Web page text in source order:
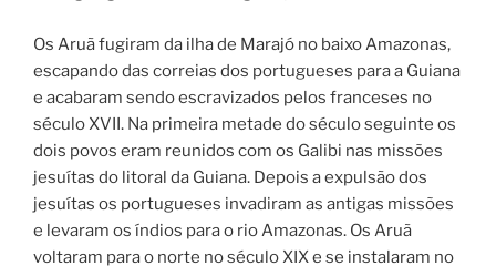
Os Aruã fugiram da ilha de Marajó no baixo Amazonas,
escapando das correias dos portugueses para a Guiana
e acabaram sendo escravizados pelos franceses no
século XVII. Na primeira metade do século seguinte os
dois povos eram reunidos com os Galibi nas missões
jesuítas do litoral da Guiana. Depois a expulsão dos
jesuítas os portugueses invadiram as antigas missões
e levaram os índios para o rio Amazonas. Os Aruã
voltaram para o norte no século XIX e se instalaram no